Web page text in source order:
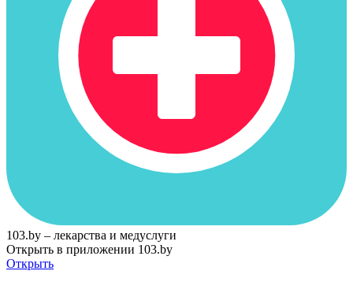
103.by – лекарства и медуслуги
Открыть в приложении 103.by
Открыть